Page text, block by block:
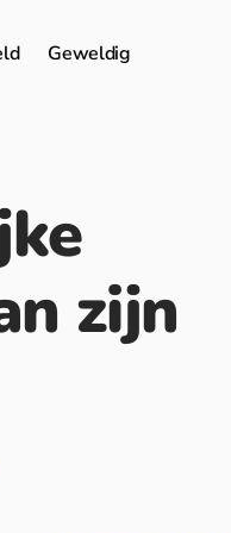
Geweldig
zijn